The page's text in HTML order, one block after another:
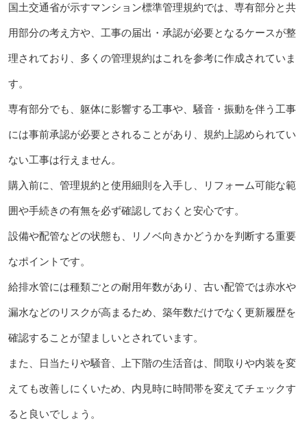
国土交通省が示すマンション標準管理規約では、専有部分と共
用部分の考え方や、工事の届出・承認が必要となるケースが整
理されており、多くの管理規約はこれを参考に作成されていま
す。
専有部分でも、躯体に影響する工事や、騒音・振動を伴う工事
には事前承認が必要とされることがあり、規約上認められてい
ない工事は行えません。
購入前に、管理規約と使用細則を入手し、リフォーム可能な範
囲や手続きの有無を必ず確認しておくと安心です。
設備や配管などの状態も、リノベ向きかどうかを判断する重要
なポイントです。
給排水管には種類ごとの耐用年数があり、古い配管では赤水や
漏水などのリスクが高まるため、築年数だけでなく更新履歴を
確認することが望ましいとされています。
また、日当たりや騒音、上下階の生活音は、間取りや内装を変
えても改善しにくいため、内見時に時間帯を変えてチェックす
ると良いでしょう。